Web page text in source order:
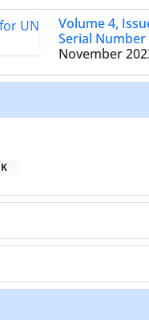
Volume 4,
Serial Number
November